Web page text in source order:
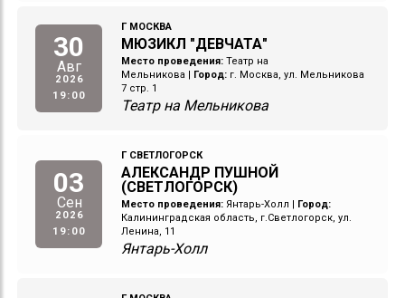
30
Авг
2026
19:00
Г МОСКВА
МЮЗИКЛ "ДЕВЧАТА"
Место проведения: Театр на
Мельникова
Город: г. Москва, ул. Мельникова
7 стр. 1
Театр на Мельникова
03
Сен
2026
19:00
Г СВЕТЛОГОРСК
АЛЕКСАНДР ПУШНОЙ
(СВЕТЛОГОРСК)
Место проведения: Янтарь-Холл
Город:
Калининградская область, г.Светлогорск, ул.
Ленина, 11
Янтарь-Холл